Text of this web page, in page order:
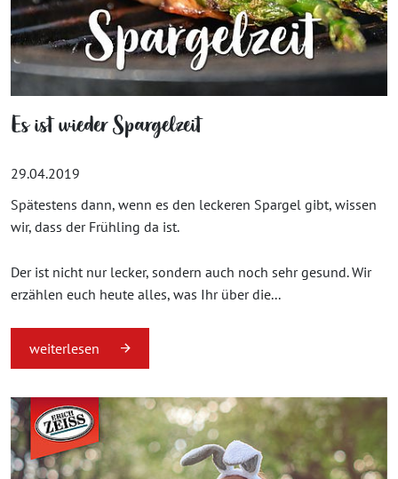
Es ist wieder Spargelzeit
29.04.2019
Spätestens dann, wenn es den leckeren Spargel gibt, wissen
wir, dass der Frühling da ist.
Der ist nicht nur lecker, sondern auch noch sehr gesund. Wir
erzählen euch heute alles, was Ihr über die...
weiterlesen